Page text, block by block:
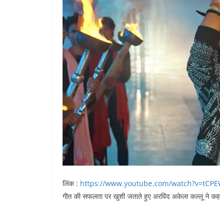
लिंक : https://www.youtube.com/
गीत की सफलता पर खुशी जताते हुए अरविंद अकेला कल्लू ने कहा